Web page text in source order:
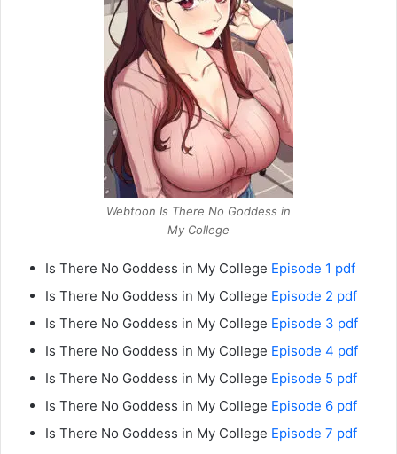
Webtoon Is There No Goddess in
My College
Is There No Goddess in My College Episode 1 pdf
Is There No Goddess in My College Episode 2 pdf
Is There No Goddess in My College Episode 3 pdf
Is There No Goddess in My College Episode 4 pdf
Is There No Goddess in My College Episode 5 pdf
Is There No Goddess in My College Episode 6 pdf
Is There No Goddess in My College Episode 7 pdf